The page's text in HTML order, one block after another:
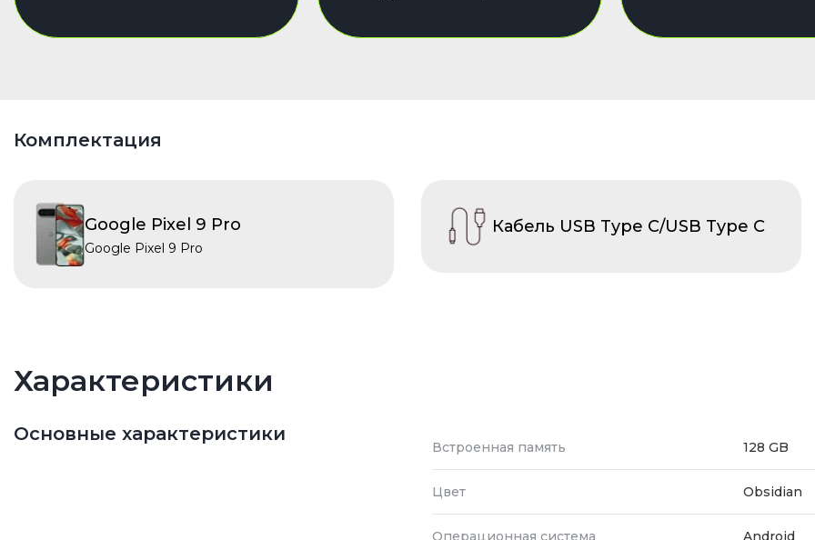
Комплектация
Google Pixel 9 Pro
Google Pixel 9 Pro
Кабель USB Type C/USB Type C
Характеристики
Основные характеристики
Встроенная память 128 GB
Цвет Obsidian
Операционная система Android